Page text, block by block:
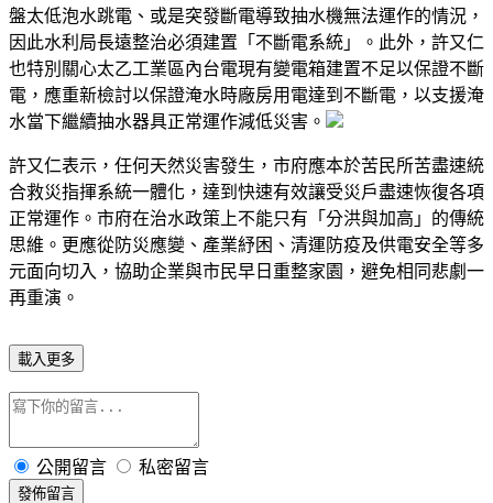
盤太低泡水跳電、或是突發斷電導致抽水機無法運作的情況，
因此水利局長遠整治必須建置「不斷電系統」。此外，許又仁
也特別關心太乙工業區內台電現有變電箱建置不足以保證不斷
電，應重新檢討以保證淹水時廠房用電達到不斷電，以支援淹
水當下繼續抽水器具正常運作減低災害。
許又仁表示，任何天然災害發生，市府應本於苦民所苦盡速統
合救災指揮系統一體化，達到快速有效讓受災戶盡速恢復各項
正常運作。市府在治水政策上不能只有「分洪與加高」的傳統
思維。更應從防災應變、產業紓困、清運防疫及供電安全等多
元面向切入，協助企業與市民早日重整家園，避免相同悲劇一
再重演。
載入更多
公開留言 私密留言
發佈留言